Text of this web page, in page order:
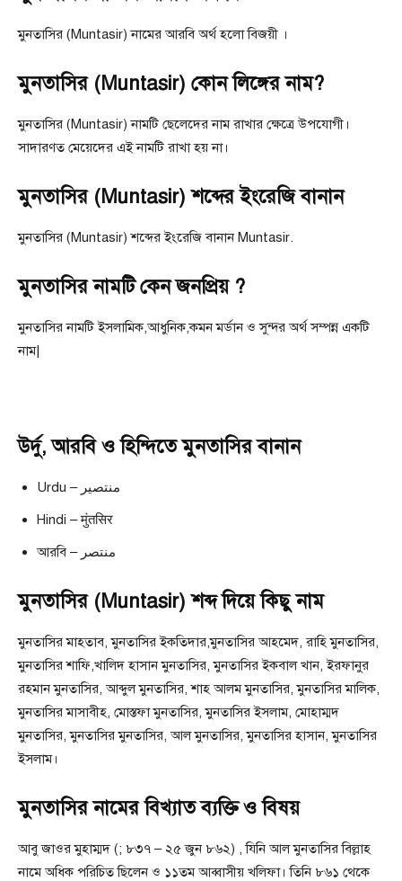
মুনতাসির (Muntasir) নামের আরবি অর্থ হলো বিজয়ী ।
মুনতাসির (Muntasir) কোন লিঙ্গের নাম?
মুনতাসির (Muntasir) নামটি ছেলেদের নাম রাখার ক্ষেত্রে উপযোগী।
সাদারণত মেয়েদের এই নামটি রাখা হয় না।
মুনতাসির (Muntasir) শব্দের ইংরেজি বানান
মুনতাসির (Muntasir) শব্দের ইংরেজি বানান Muntasir.
মুনতাসির নামটি কেন জনপ্রিয় ?
মুনতাসির নামটি ইসলামিক,আধুনিক,কমন মর্ডান ও সুন্দর অর্থ সম্পন্ন একটি
নাম|
উর্দু, আরবি ও হিন্দিতে মুনতাসির বানান
Urdu – منتصیر
Hindi – मुंतसिर
আরবি – منتصر
মুনতাসির (Muntasir) শব্দ দিয়ে কিছু নাম
মুনতাসির মাহতাব, মুনতাসির ইকতিদার,মুনতাসির আহমেদ, রাহি মুনতাসির,
মুনতাসির শাফি,খালিদ হাসান মুনতাসির, মুনতাসির ইকবাল খান, ইরফানুর
রহমান মুনতাসির, আব্দুল মুনতাসির, শাহ আলম মুনতাসির, মুনতাসির মালিক,
মুনতাসির মাসাবীহ, মোস্তফা মুনতাসির, মুনতাসির ইসলাম, মোহাম্মদ
মুনতাসির, মুনতাসির মুনতাসির, আল মুনতাসির, মুনতাসির হাসান, মুনতাসির
ইসলাম।
মুনতাসির নামের বিখ্যাত ব্যক্তি ও বিষয়
আবু জাওর মুহাম্মদ (; ৮৩৭ – ২৫ জুন ৮৬২) , যিনি আল মুনতাসির বিল্লাহ
নামে অধিক পরিচিত ছিলেন ও ১১তম আব্বাসীয় খলিফা। তিনি ৮৬১ থেকে